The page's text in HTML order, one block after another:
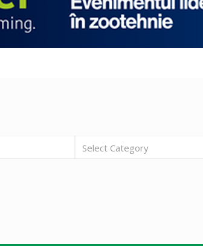
Select Category